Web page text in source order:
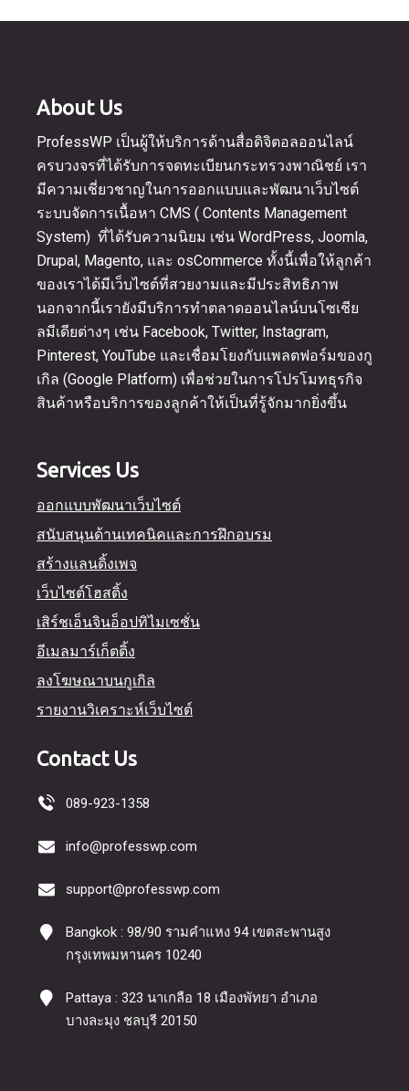
About Us
ProfessWP เป็นผู้ให้บริการด้านสื่อดิจิตอลออนไลน์
ครบวงจรที่ได้รับการจดทะเบียนกระทรวงพาณิชย์ เรา
มีความเชี่ยวชาญในการออกแบบและพัฒนาเว็บไซต์
ระบบจัดการเนื้อหา CMS ( Contents Management
System) ที่ได้รับความนิยม เช่น WordPress, Joomla,
Drupal, Magento, และ osCommerce ทั้งนี้เพื่อให้ลูกค้า
ของเราได้มีเว็บไซต์ที่สวยงามและมีประสิทธิภาพ
นอกจากนี้เรายังมีบริการทำตลาดออนไลน์บนโซเชีย
ลมีเดียต่างๆ เช่น Facebook, Twitter, Instagram,
Pinterest, YouTube และเชื่อมโยงกับแพลตฟอร์มของกู
เกิล (Google Platform) เพื่อช่วยในการโปรโมทธุรกิจ
สินค้าหรือบริการของลูกค้าให้เป็นที่รู้จักมากยิ่งขึ้น
Services Us
ออกแบบพัฒนาเว็บไซต์
สนับสนุนด้านเทคนิคและการฝึกอบรม
สร้างแลนดิ้งเพจ
เว็บไซต์โฮสติ้ง
เสิร์ชเอ็นจินอ็อปทิไมเซชั่น
อีเมลมาร์เก็ตติ้ง
ลงโฆษณาบนกูเกิล
รายงานวิเคราะห์เว็บไซต์
Contact Us
089-923-1358
info@professwp.com
support@professwp.com
Bangkok : 98/90 รามคำแหง 94 เขตสะพานสูง
กรุงเทพมหานคร 10240
Pattaya : 323 นาเกลือ 18 เมืองพัทยา อำเภอ
บางละมุง ชลบุรี 20150